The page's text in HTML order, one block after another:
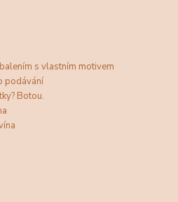
s vlastním motivem
podávání
Botou.